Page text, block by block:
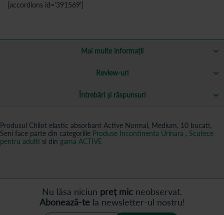
[accordions id='391569']
Mai multe informații
Review-uri
Întrebări și răspunsuri
Produsul Chilot elastic absorbant Active Normal, Medium, 10 bucati,
Seni face parte din categoriile Produse Incontinenta Urinara , Scutece
pentru adulti si din gama ACTIVE
Nu lăsa niciun preț mic neobservat.
Abonează-tela newsletter-ul nostru!